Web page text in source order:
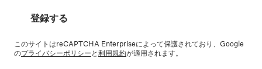
登録する
このサイトはreCAPTCHA Enterpriseによって保護されており、Google
のプライバシーポリシーと利用規約が適用されます。